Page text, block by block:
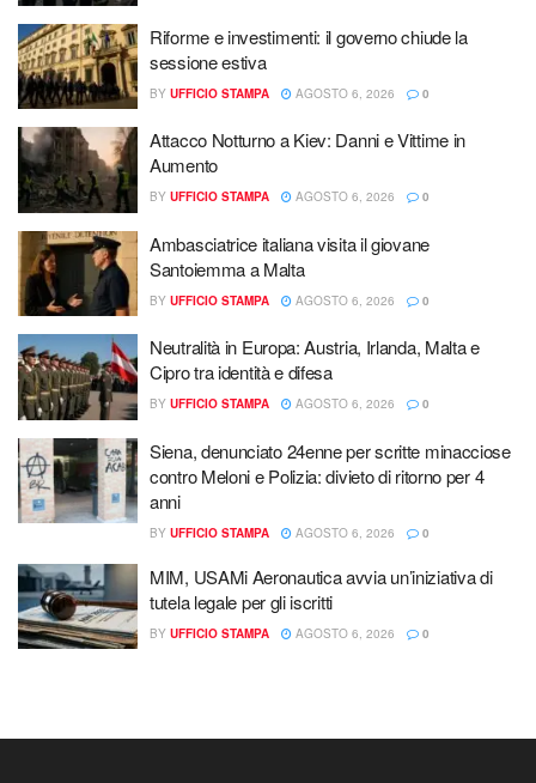
Riforme e investimenti: il governo chiude la
sessione estiva
BY UFFICIO STAMPA AGOSTO 6, 2026 0
Attacco Notturno a Kiev: Danni e Vittime in
Aumento
BY UFFICIO STAMPA AGOSTO 6, 2026 0
Ambasciatrice italiana visita il giovane
Santoiemma a Malta
BY UFFICIO STAMPA AGOSTO 6, 2026 0
Neutralità in Europa: Austria, Irlanda, Malta e
Cipro tra identità e difesa
BY UFFICIO STAMPA AGOSTO 6, 2026 0
Siena, denunciato 24enne per scritte minacciose
contro Meloni e Polizia: divieto di ritorno per 4
anni
BY UFFICIO STAMPA AGOSTO 6, 2026 0
MIM, USAMi Aeronautica avvia un’iniziativa di
tutela legale per gli iscritti
BY UFFICIO STAMPA AGOSTO 6, 2026 0